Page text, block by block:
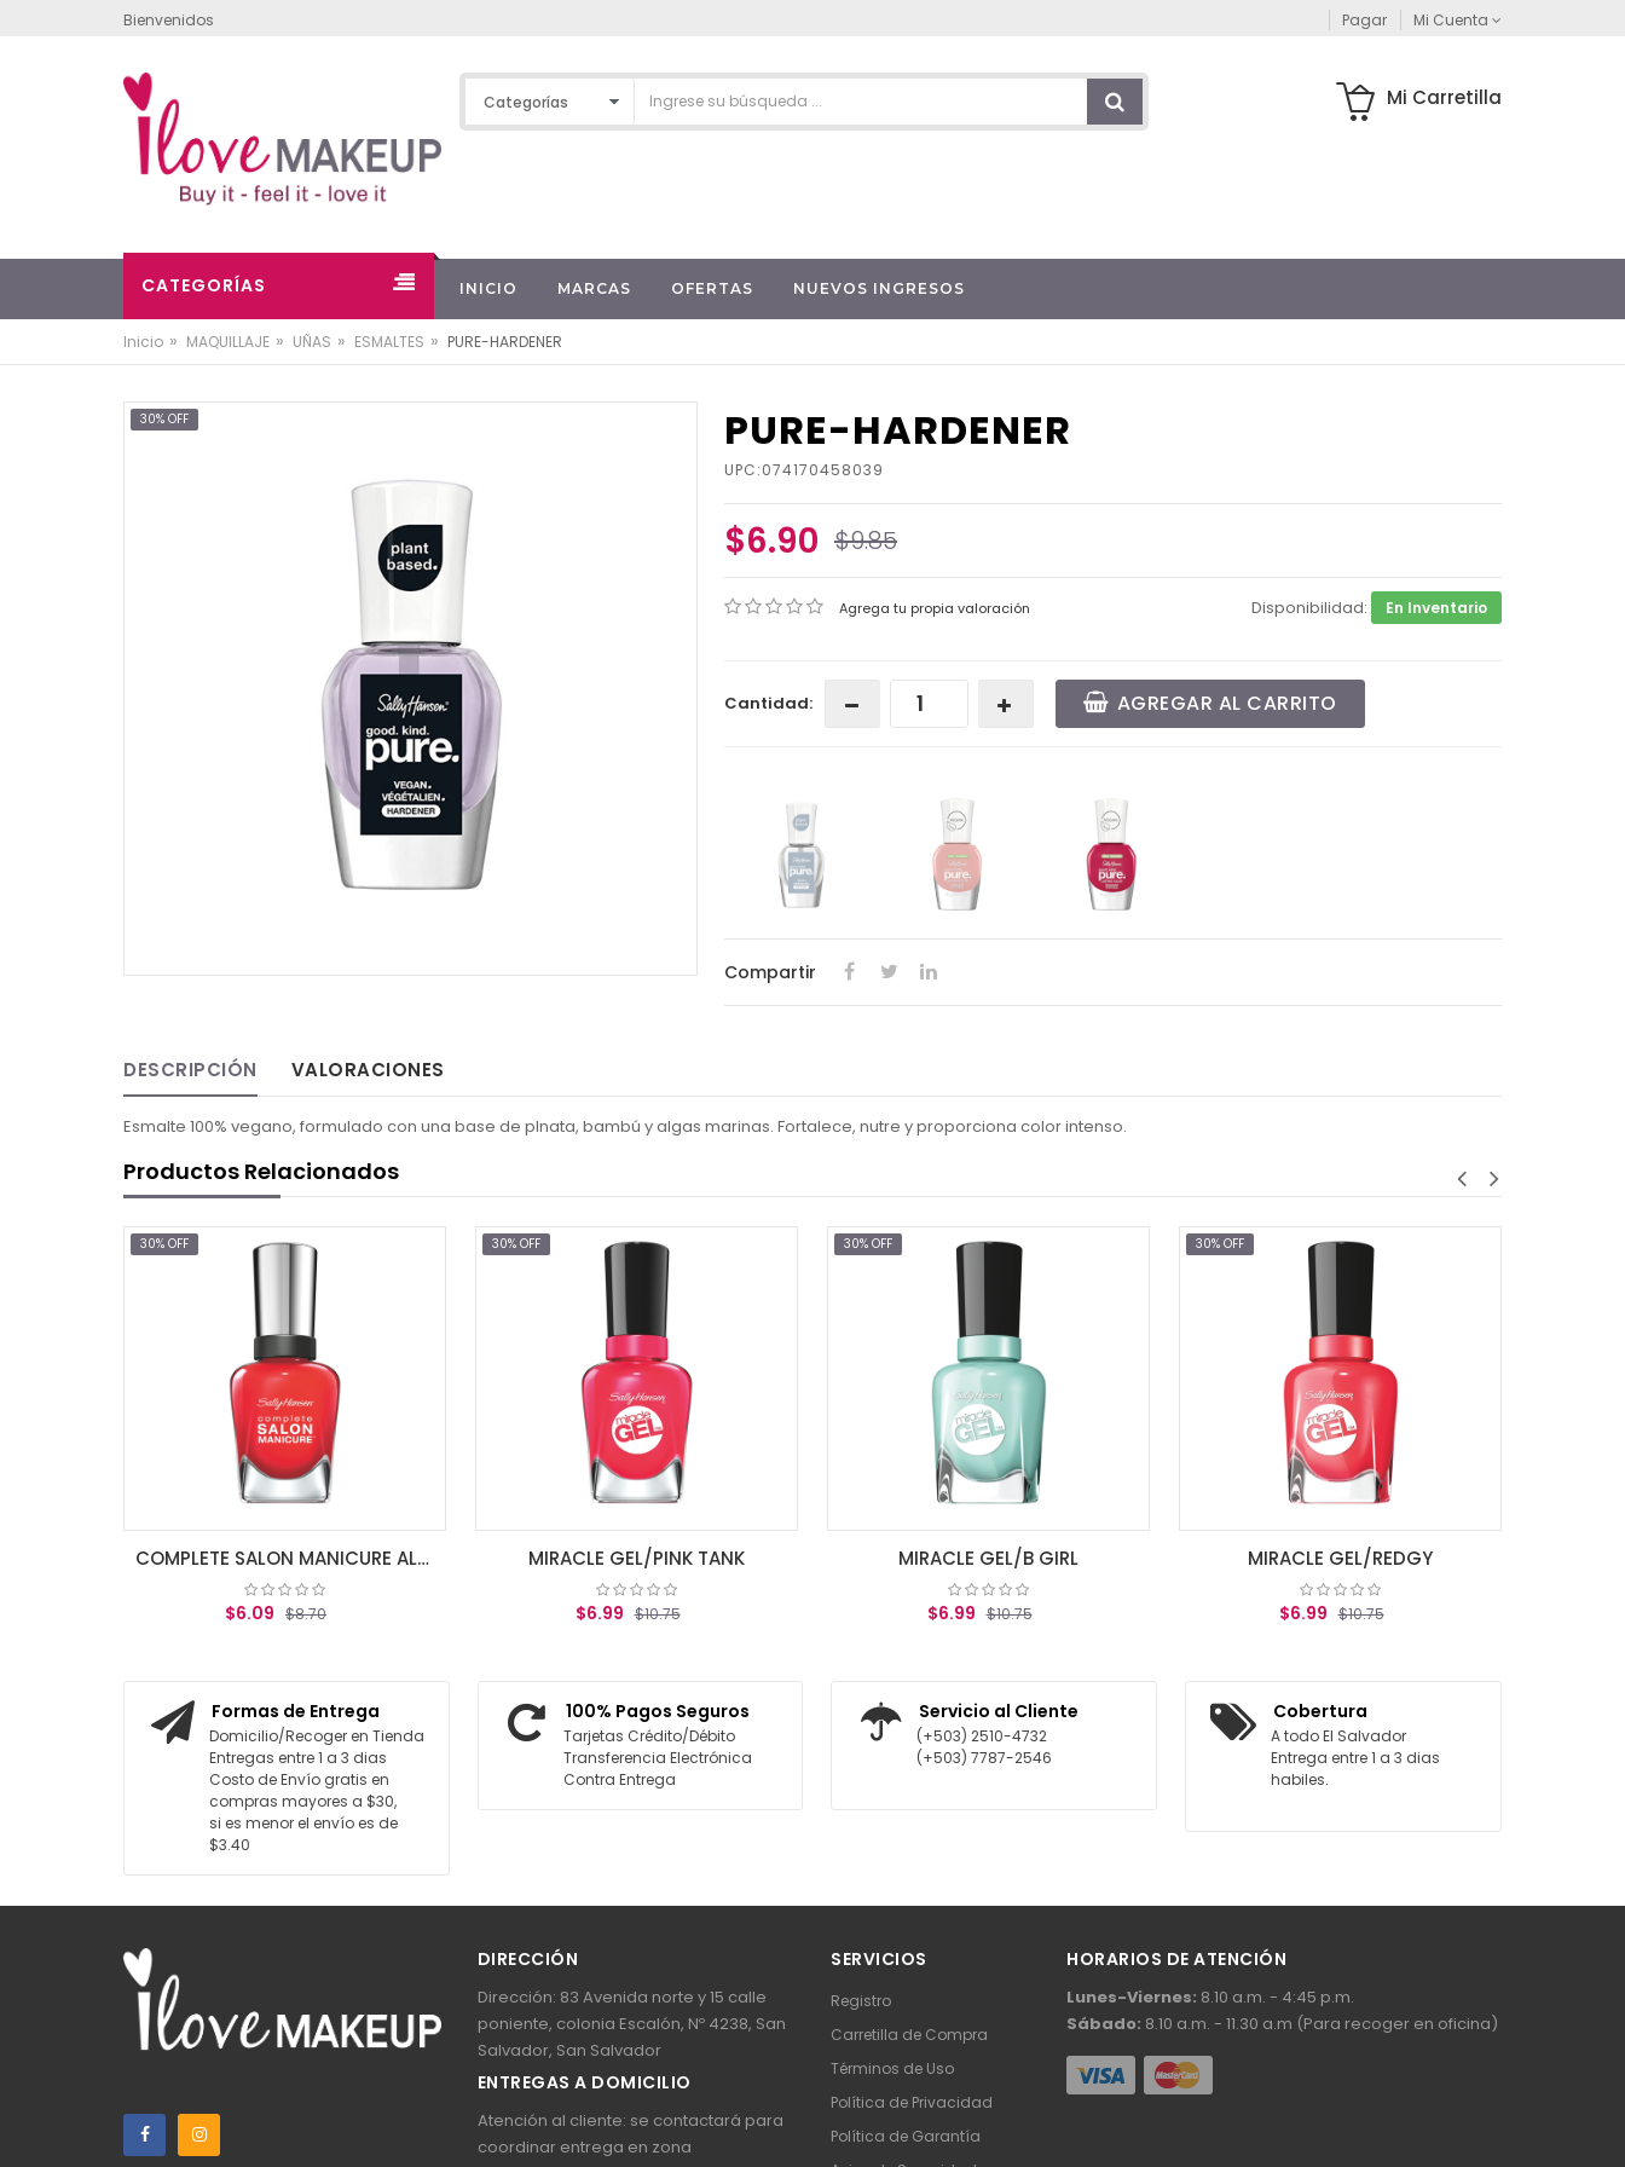
Bienvenidos Pagar Mi Cuenta
Mi Carretilla
CATEGORÍAS INICIO MARCAS OFERTAS NUEVOS INGRESOS
Inicio » MAQUILLAJE » UÑAS » ESMALTES » PURE-HARDENER
30% OFF PURE-HARDENER
UPC:074170458039
$6.90 $9.85
Agrega tu propia valoración Disponibilidad: En Inventario
Cantidad: AGREGAR AL CARRITO
Compartir
DESCRIPCIÓN VALORACIONES
Esmalte 100% vegano, formulado con una base de plnata, bambú y algas marinas. Fortalece, nutre y proporciona color intenso.
Productos Relacionados
30% OFF
COMPLETE SALON MANICURE ALL FIRED UP
$6.09 $8.70
30% OFF
MIRACLE GEL/PINK TANK
$6.99 $10.75
30% OFF
MIRACLE GEL/B GIRL
$6.99 $10.75
30% OFF
MIRACLE GEL/REDGY
$6.99 $10.75
Formas de Entrega
Domicilio/Recoger en Tienda
Entregas entre 1 a 3 dias
Costo de Envío gratis en
compras mayores a $30,
si es menor el envío es de
$3.40
100% Pagos Seguros
Tarjetas Crédito/Débito
Transferencia Electrónica
Contra Entrega
Servicio al Cliente
(+503) 2510-4732
(+503) 7787-2546
Cobertura
A todo El Salvador
Entrega entre 1 a 3 dias
habiles.
DIRECCIÓN
Dirección: 83 Avenida norte y 15 calle
poniente, colonia Escalón, Nº 4238, San
Salvador, San Salvador
ENTREGAS A DOMICILIO
Atención al cliente: se contactará para
coordinar entrega en zona
SERVICIOS
Registro
Carretilla de Compra
Términos de Uso
Política de Privacidad
Política de Garantía
HORARIOS DE ATENCIÓN
Lunes-Viernes: 8.10 a.m. - 4:45 p.m.
Sábado: 8.10 a.m. - 11.30 a.m (Para recoger en oficina)